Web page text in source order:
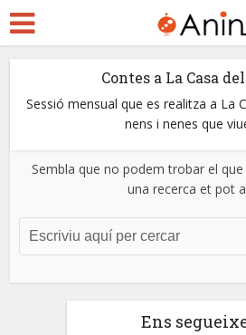
Contes a La Casa
Sessió mensual que es realitza a La
nens i nenes que
Sembla que no podem trobar el
una recerca et pot
Ens